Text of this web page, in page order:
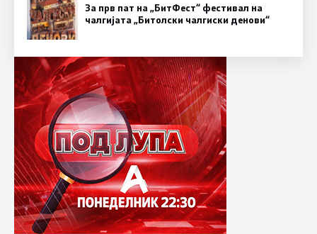
За прв пат на „БитФест“ фестивал на
чалгијата „Битолски чалгиски денови“